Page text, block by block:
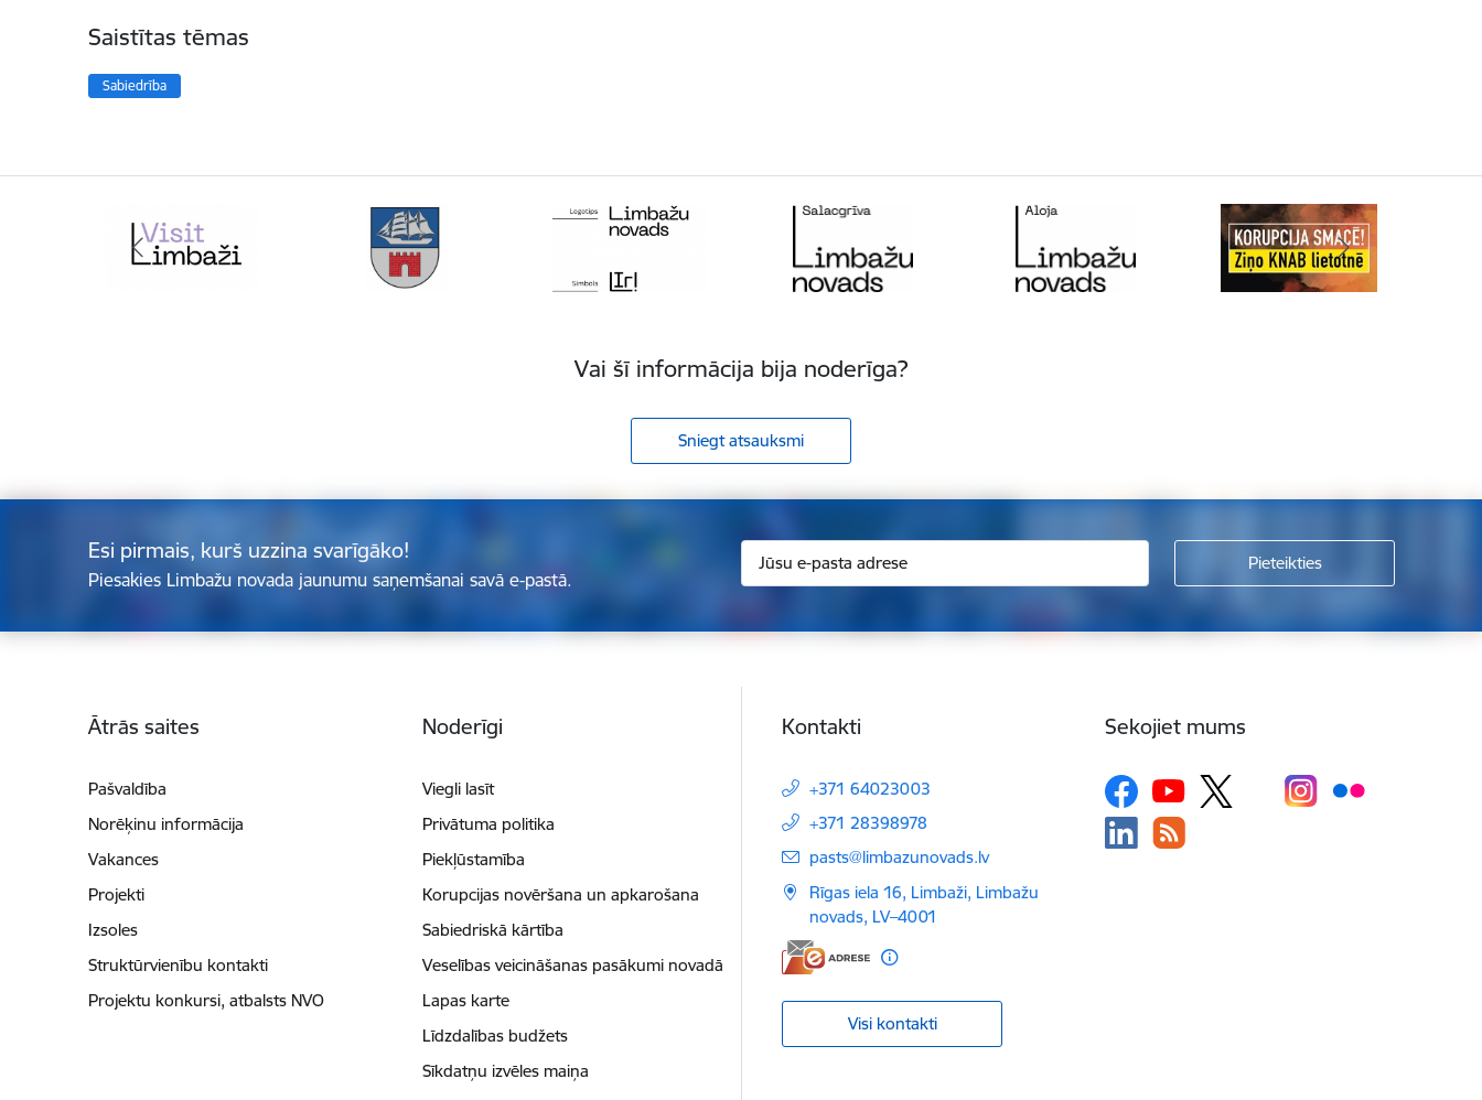
Saistītas tēmas
Sabiedrība
Vai šī informācija bija noderīga?
Sniegt atsauksmi
Esi pirmais, kurš uzzina svarīgāko!
Piesakies Limbažu novada jaunumu saņemšanai savā e-pastā.
Ātrās saites
Pašvaldība
Norēķinu informācija
Vakances
Projekti
Izsoles
Struktūrvienību kontakti
Projektu konkursi, atbalsts NVO
Noderīgi
Viegli lasīt
Privātuma politika
Piekļūstamība
Korupcijas novēršana un apkarošana
Sabiedriskā kārtība
Veselības veicināšanas pasākumi novadā
Lapas karte
Līdzdalības budžets
Sīkdatņu izvēles maiņa
Kontakti
+371 64023003
+371 28398978
E-pasts:
pasts@limbazunovads.lv
Rīgas iela 16, Limbaži, Limbažu
novads, LV–4001
Visi kontakti
Sekojiet mums